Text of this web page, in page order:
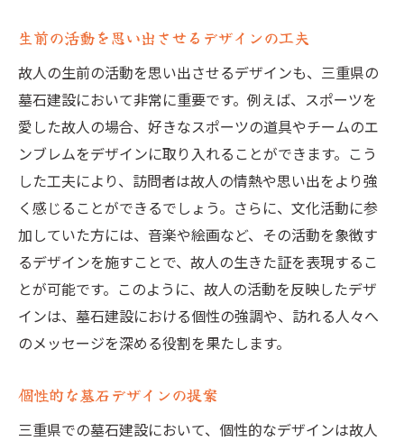
生前の活動を思い出させるデザインの工夫
故人の生前の活動を思い出させるデザインも、三重県の
墓石建設において非常に重要です。例えば、スポーツを
愛した故人の場合、好きなスポーツの道具やチームのエ
ンブレムをデザインに取り入れることができます。こう
した工夫により、訪問者は故人の情熱や思い出をより強
く感じることができるでしょう。さらに、文化活動に参
加していた方には、音楽や絵画など、その活動を象徴す
るデザインを施すことで、故人の生きた証を表現するこ
とが可能です。このように、故人の活動を反映したデザ
インは、墓石建設における個性の強調や、訪れる人々へ
のメッセージを深める役割を果たします。
個性的な墓石デザインの提案
三重県での墓石建設において、個性的なデザインは故人